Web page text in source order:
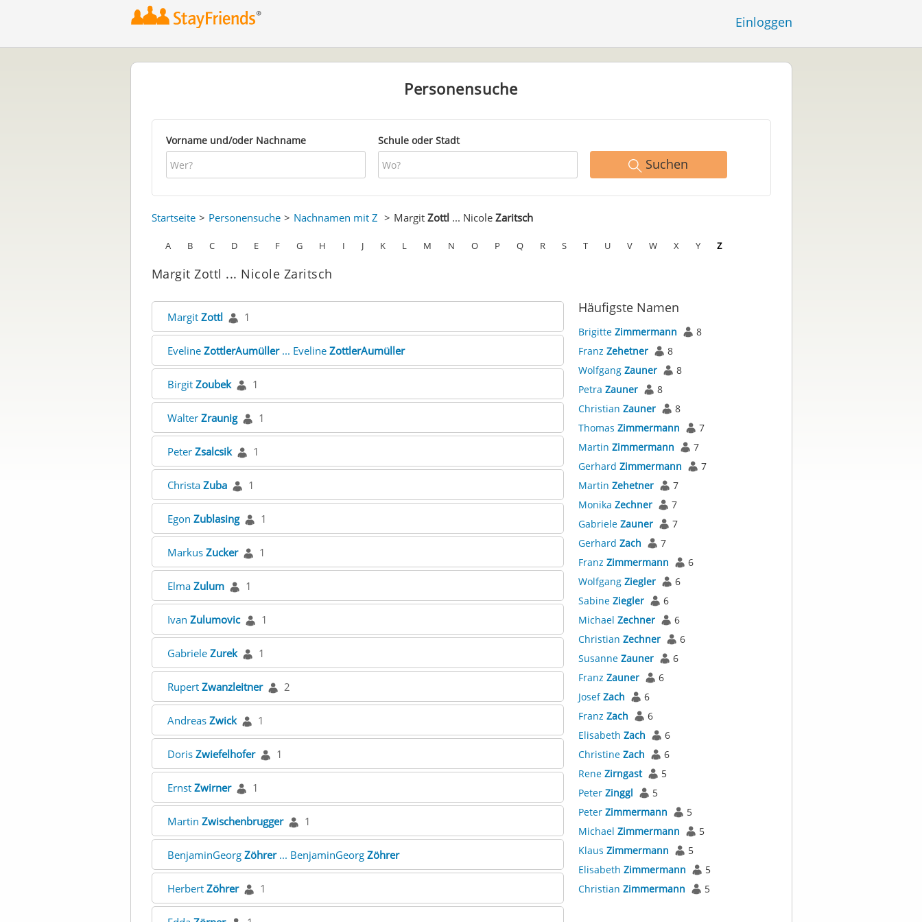
Einloggen
Personensuche
Vorname und/oder Nachname Schule oder Stadt
Suchen
Startseite Personensuche Nachnamen mit Z Margit Zottl ... Nicole Zaritsch
A B C D E F G H I J K L M N O P Q R S T U V W X Y Z
Margit Zottl ... Nicole Zaritsch
Margit Zottl 1
Eveline ZottlerAumüller... Eveline ZottlerAumüller
Birgit Zoubek 1
Walter Zraunig 1
Peter Zsalcsik 1
Christa Zuba 1
Egon Zublasing 1
Markus Zucker 1
Elma Zulum 1
Ivan Zulumovic 1
Gabriele Zurek 1
Rupert Zwanzleitner 2
Andreas Zwick 1
Doris Zwiefelhofer 1
Ernst Zwirner 1
Martin Zwischenbrugger 1
BenjaminGeorg Zöhrer... BenjaminGeorg Zöhrer
Herbert Zöhrer 1
Häufigste Namen
Brigitte Zimmermann
8
Franz Zehetner
8
Wolfgang Zauner
8
Petra Zauner
8
Christian Zauner
8
Thomas Zimmermann
7
Martin Zimmermann
7
Gerhard Zimmermann
7
Martin Zehetner
7
Monika Zechner
7
Gabriele Zauner
7
Gerhard Zach
7
Franz Zimmermann
6
Wolfgang Ziegler
6
Sabine Ziegler
6
Michael Zechner
6
Christian Zechner
6
Susanne Zauner
6
Franz Zauner
6
JosefZach
6
Franz Zach
6
Elisabeth Zach
6
Christine Zach
6
Rene Zirngast
5
Peter Zinggl
5
Peter Zimmermann
5
Michael Zimmermann
5
Klaus Zimmermann
5
Elisabeth Zimmermann
5
Christian Zimmermann 5